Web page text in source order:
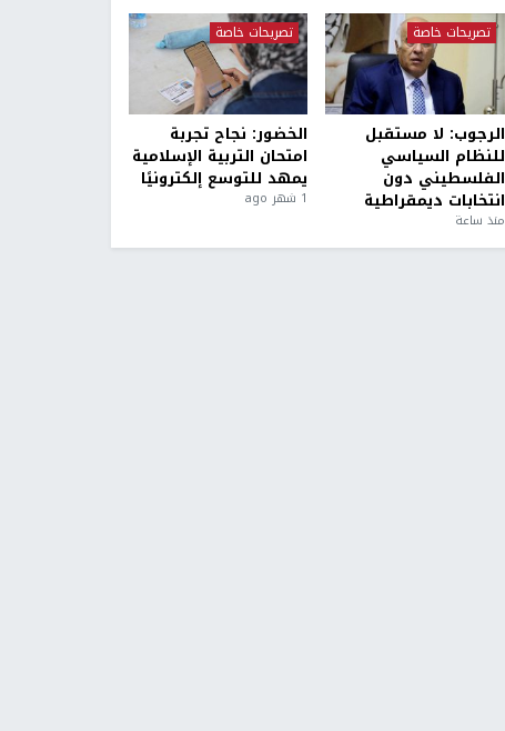
تصريحات خاصة
الرجوب: لا مستقبل
للنظام السياسي
الفلسطيني دون
انتخابات ديمقراطية
منذ ساعة
تصريحات خاصة
الخضور: نجاح تجربة
امتحان التربية الإسلامية
يمهد للتوسع إلكترونيًا
1 شهر ago